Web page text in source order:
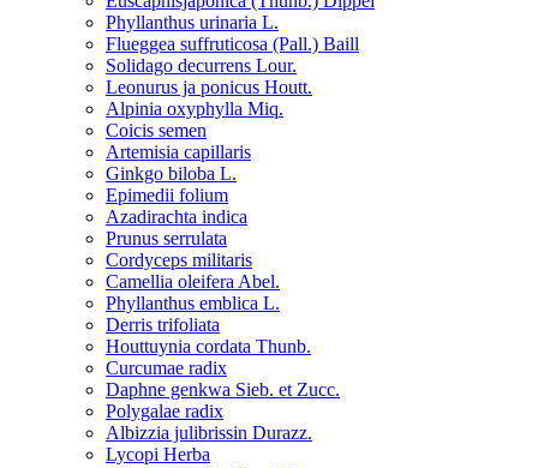
Phyllanthus urinaria L.
Flueggea suffruticosa (Pall.) Baill
Solidago decurrens Lour.
Leonurus ja ponicus Houtt.
Alpinia oxyphylla Miq.
Coicis semen
Artemisia capillaris
Ginkgo biloba L.
Epimedii folium
Azadirachta indica
Prunus serrulata
Cordyceps militaris
Camellia oleifera Abel.
Phyllanthus emblica L.
Derris trifoliata
Houttuynia cordata Thunb.
Curcumae radix
Daphne genkwa Sieb. et Zucc.
Polygalae radix
Albizzia julibrissin Durazz.
Lycopi Herba